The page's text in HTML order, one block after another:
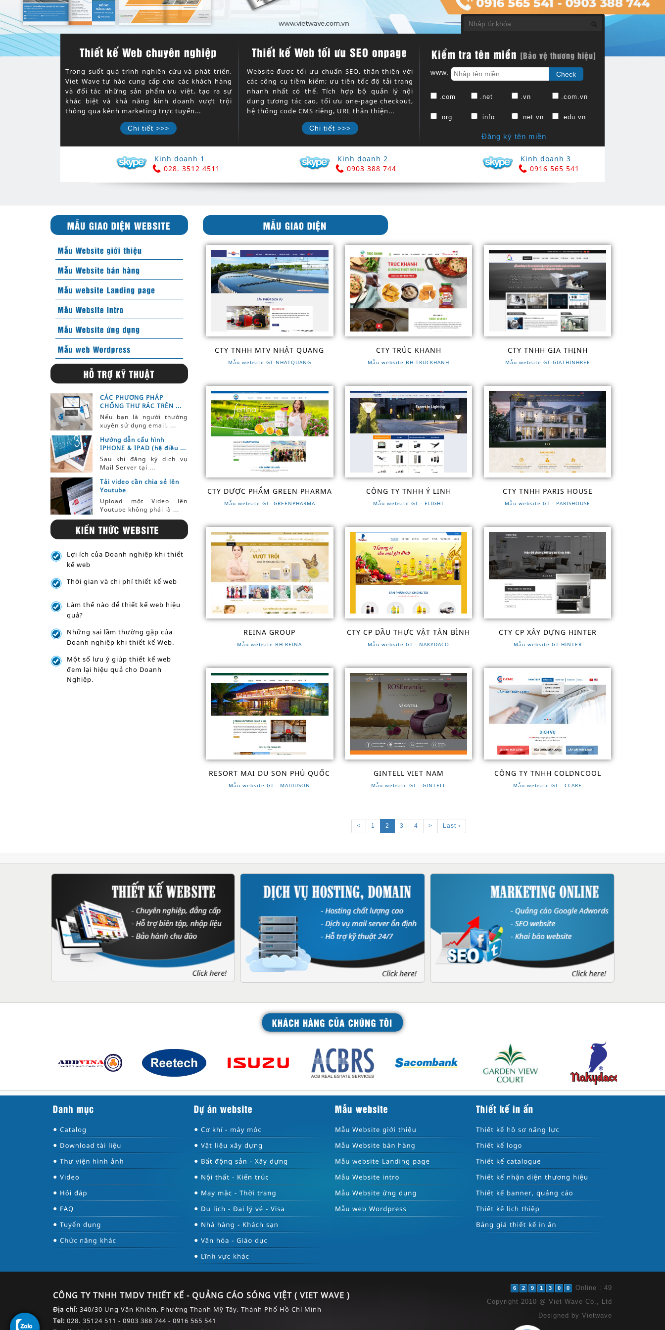
Trong suốt quá trình nghiên cứu và phát triển,
Viet Wave tự hào cung cấp cho các khách hàng
và đối tác những sản phẩm ưu việt, tạo ra sự
khác biệt và khả năng kinh doanh vượt trội
thông qua kênh marketing trực tuyến...
Chi tiết >>>
Website được tối ưu chuẩn SEO, thân thiện với
các công cụ tiềm kiếm; ưu tiên tốc độ tải trang
nhanh nhất có thể. Tích hợp bộ quản lý nội
dung tương tác cao, tối ưu one-page checkout,
hệ thống code CMS riêng, URL thân thiện...
Chi tiết >>>
Kiểm tra tên miền [Bảo vệ thương hiệu]
www.
.com .net .vn .com.vn
.org .info .net.vn .edu.vn
Đăng ký tên miền
Kinh doanh 1
028. 3512 4511
Kinh doanh 2
0903 388 744
Kinh doanh 3
0916 565 541
CÁC PHƯƠNG PHÁP
CHỐNG THƯ RÁC TRÊN ...
Nếu bạn là người thường
xuyên sử dụng email, ...
Hướng dẫn cấu hình
IPHONE & IPAD (hệ điều ...
Sau khi đăng ký dịch vụ
Mail Server tại ...
Tải video cần chia sẻ lên
Youtube
Upload một Video lên
Youtube không phải là ...
Lợi ích của Doanh nghiệp khi thiết
kế web
Thời gian và chi phí thiết kế web
Làm thế nào để thiết kế web hiệu
quả?
Những sai lầm thường gặp của
Doanh nghiệp khi thiết kế Web.
Một số lưu ý giúp thiết kế web
đem lại hiệu quả cho Doanh
Nghiệp.
CTY TNHH MTV NHẬT QUANG
Mẫu website GT-NHATQUANG
CTY TRÚC KHANH
Mẫu website BH-TRUCKHANH
CTY TNHH GIA THỊNH
Mẫu website GT-GIATHINHREE
CTY DƯỢC PHẨM GREEN PHARMA
Mẫu website GT- GREENPHARMA
CÔNG TY TNHH Ý LINH
Mẫu website GT - ELIGHT
CTY TNHH PARIS HOUSE
Mẫu website GT - PARISHOUSE
REINA GROUP
Mẫu website BH-REINA
CTY CP DẦU THỰC VẬT TÂN BÌNH
Mẫu website GT - NAKYDACO
CTY CP XÂY DỰNG HINTER
Mẫu website GT-HINTER
RESORT MAI DU SON PHÚ QUỐC
Mẫu website GT - MAIDUSON
GINTELL VIET NAM
Mẫu website GT - GINTELL
CÔNG TY TNHH COLDNCOOL
Mẫu website GT - CCARE
< 1 2 3 4 > Last ›
●
●
●
●
●
●
●
●
●
●
●
●
●
●
●
●
●
CÔNG TY TNHH TMDV THIẾT KẾ - QUẢNG CÁO SÓNG VIỆT ( VIET WAVE )
Địa chỉ: 340/30 Ung Văn Khiêm, Phường Thạnh Mỹ Tây, Thành Phố Hồ Chí Minh
Tel: 028. 35124 511 - 0903 388 744 - 0916 565 541
6 2 9 1 3 0 0
Online : 49
Copyright 2010 @ Viet Wave Co., Ltd
Designed by Vietwave